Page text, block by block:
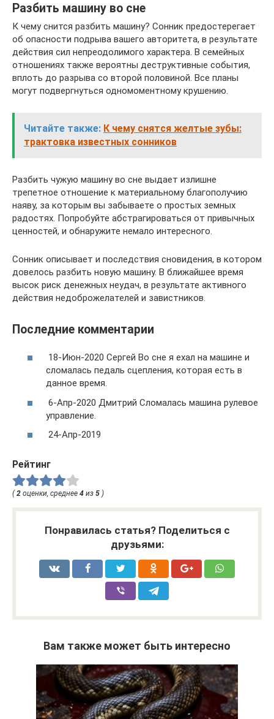
Разбить машину во сне
К чему снится разбить машину? Сонник предостерегает
об опасности подрыва вашего авторитета, в результате
действия сил непреодолимого характера. В семейных
отношениях также вероятны деструктивные события,
вплоть до разрыва со второй половиной. Все планы
могут подвергнуться одномоментному крушению.
Читайте также: К чему снятся желтые зубы:
трактовка известных сонников
Разбить чужую машину во сне выдает излишне
трепетное отношение к материальному благополучию
наяву, за которым вы забываете о простых земных
радостях. Попробуйте абстрагироваться от привычных
ценностей, и обнаружите немало интересного.
Сонник описывает и последствия сновидения, в котором
довелось разбить новую машину. В ближайшее время
высок риск денежных неудач, в результате активного
действия недоброжелателей и завистников.
Последние комментарии
18-Июн-2020 Сергей Во сне я ехал на машине и
сломалась педаль сцепления, которая есть в
данное время.
6-Апр-2020 Дмитрий Сломалась машина рулевое
управление.
24-Апр-2019
Рейтинг
(2 оценки, среднее 4 из 5 )
Понравилась статья? Поделиться с
друзьями:
Вам также может быть интересно